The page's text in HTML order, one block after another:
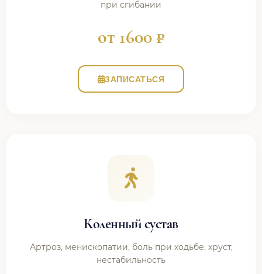
при сгибании
от 1600 ₽
ЗАПИСАТЬСЯ
Коленный сустав
Артроз, менископатии, боль при ходьбе, хруст,
нестабильность